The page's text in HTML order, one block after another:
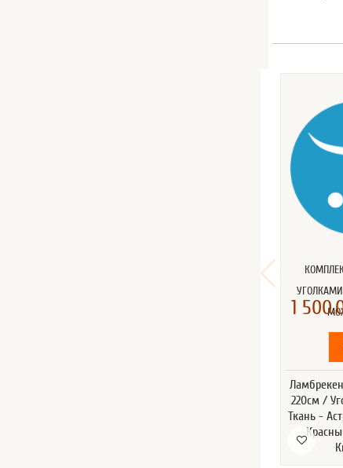
1
220см /
Ткань -